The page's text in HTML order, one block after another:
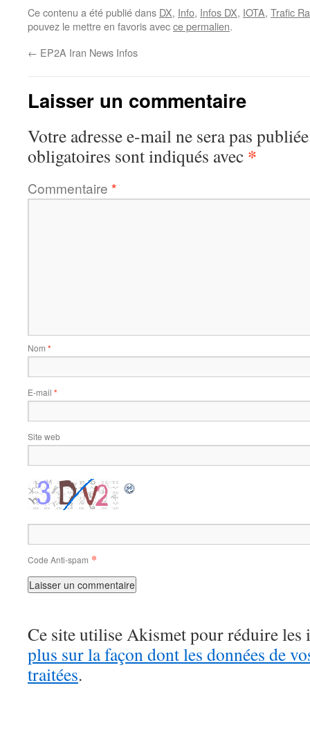
Ce contenu a été publié dans DX, Info, Infos DX, IOTA, Trafic
pouvez le mettre en favoris avecce permalien.
← EP2A Iran News Infos
Laisser un commentaire
Votre adresse e-mail ne sera pas
obligatoires sont indiqués avec *
Commentaire *
Nom *
E-mail *
Site web
Code Anti-spam *
Ce site utilise Akismet pour réduire les
plus sur la façon dont les données de
traitées.